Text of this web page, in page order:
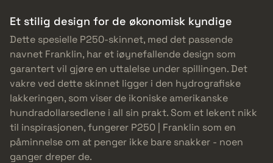
Et stilig design for de økonomisk kyndige
Dette spesielle P250-skinnet, med det passende
navnet Franklin, har et iøynefallende design som
garantert vil gjøre en uttalelse under spillingen. Det
vakre ved dette skinnet ligger i den hydrografiske
lakkeringen, som viser de ikoniske amerikanske
hundradollarsedlene i all sin prakt. Som et lekent nikk
til inspirasjonen, fungerer P250 | Franklin som en
påminnelse om at penger ikke bare snakker - noen
ganger dreper de.